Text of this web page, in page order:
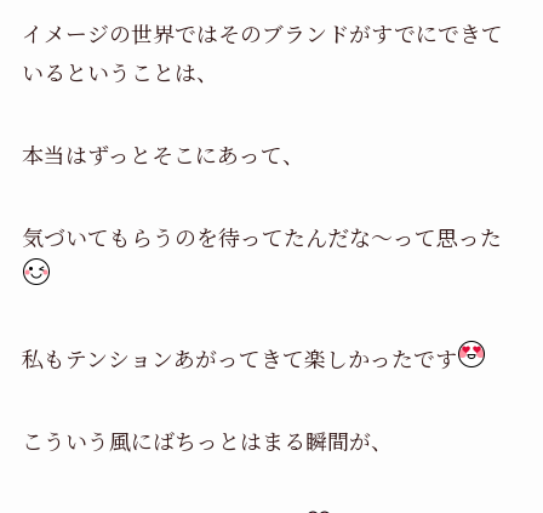
イメージの世界ではそのブランドがすでにできて
いるということは、
本当はずっとそこにあって、
気づいてもらうのを待ってたんだな～って思った
私もテンションあがってきて楽しかったです
こういう風にばちっとはまる瞬間が、